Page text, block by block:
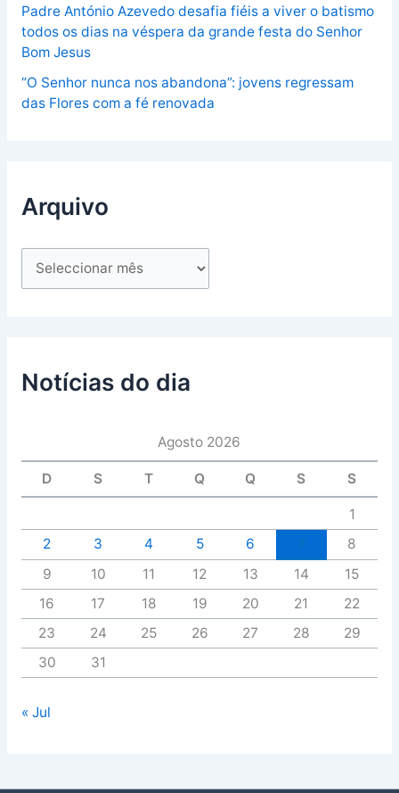
Padre António Azevedo desafia fiéis a viver o batismo
todos os dias na véspera da grande festa do Senhor
Bom Jesus
“O Senhor nunca nos abandona”: jovens regressam
das Flores com a fé renovada
Arquivo
Notícias do dia
Agosto 2026
D S T Q Q S S
1
2
3 4 5 6
8
9
10 11 12 13 14
15
16
17 18 19 20 21
22
23
24 25 26 27 28
29
30
31
« Jul